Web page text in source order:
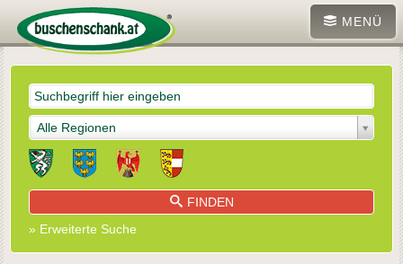
MENÜ
Alle Regionen
FINDEN
» Erweiterte Suche